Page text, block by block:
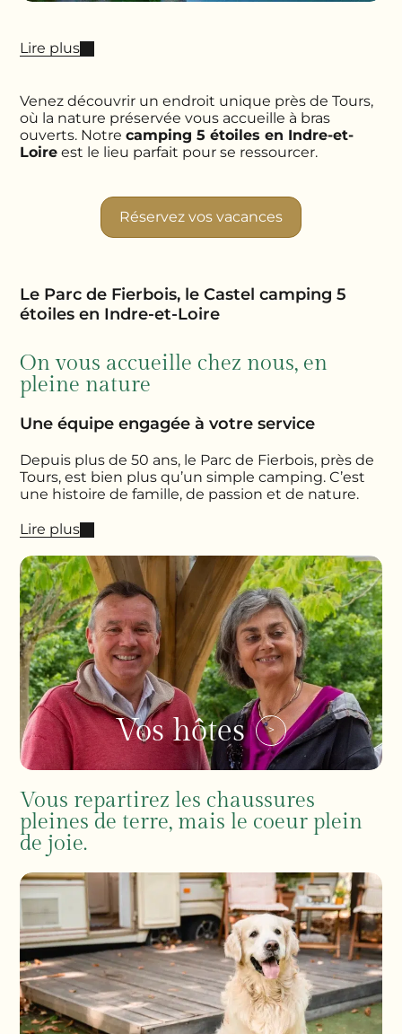
Le Parc de Fierbois, le Castel camping 5
étoiles en Indre-et-Loire
Réservez vos vacances
Venez découvrir un endroit unique près de Tours,
où la nature préservée vous accueille à bras
ouverts. Notrecamping 5 étoiles en Indre-et-
Loire est le lieu parfait pour se ressourcer.
Lire plus
Vos hôtes
On vous accueille chez nous, en
pleine nature
Une équipe engagée à votre service
Depuis plus de 50 ans, le Parc de Fierbois, près de
Tours, est bien plus qu’un simple camping. C’est
une histoire de famille, de passion et de nature.
Lire plus
Vous repartirez les chaussures
pleines de terre, mais le coeur plein
de joie.